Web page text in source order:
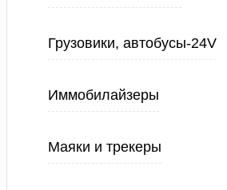
Грузовики, автобусы-24V
Иммобилайзеры
Маяки и трекеры